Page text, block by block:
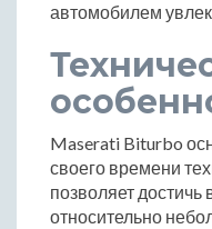
автомобилем
Maserati Biturbo
своего времени
позволяет
относительно